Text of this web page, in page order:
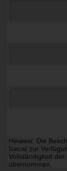
Hinweis: Die
Icecat zur
Vollständigkeit
übernommen.